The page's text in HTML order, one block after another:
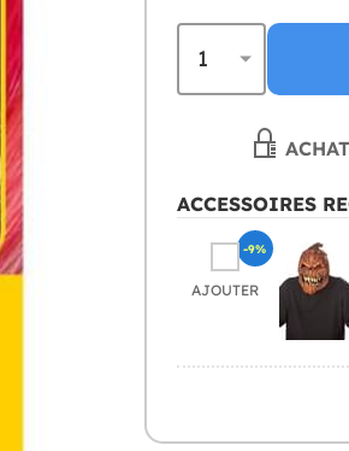
ACCESSOIRES
AJOUTER
-9%